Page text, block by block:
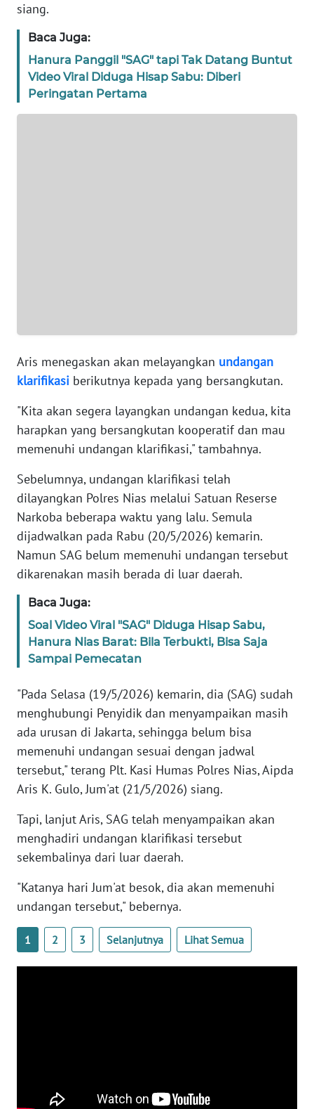
siang.
Baca Juga:
Hanura Panggil "SAG" tapi Tak Datang Buntut
Video Viral Diduga Hisap Sabu: Diberi
Peringatan Pertama
Aris menegaskan akan melayangkan undangan
klarifikasi berikutnya kepada yang bersangkutan.
"Kita akan segera layangkan undangan kedua, kita
harapkan yang bersangkutan kooperatif dan mau
memenuhi undangan klarifikasi," tambahnya.
Sebelumnya, undangan klarifikasi telah
dilayangkan Polres Nias melalui Satuan Reserse
Narkoba beberapa waktu yang lalu. Semula
dijadwalkan pada Rabu (20/5/2026) kemarin.
Namun SAG belum memenuhi undangan tersebut
dikarenakan masih berada di luar daerah.
Baca Juga:
Soal Video Viral "SAG" Diduga Hisap Sabu,
Hanura Nias Barat: Bila Terbukti, Bisa Saja
Sampai Pemecatan
"Pada Selasa (19/5/2026) kemarin, dia (SAG) sudah
menghubungi Penyidik dan menyampaikan masih
ada urusan di Jakarta, sehingga belum bisa
memenuhi undangan sesuai dengan jadwal
tersebut," terang Plt. Kasi Humas Polres Nias, Aipda
Aris K. Gulo, Jum'at (21/5/2026) siang.
Tapi, lanjut Aris, SAG telah menyampaikan akan
menghadiri undangan klarifikasi tersebut
sekembalinya dari luar daerah.
"Katanya hari Jum'at besok, dia akan memenuhi
undangan tersebut," bebernya.
1 2 3 Selanjutnya Lihat Semua
KARIR
DISCLAIMER
Wahana
News
Regional
WN
NTT
WN
KEPRI
PAPUA
WN
PAPUA
RIAU
WN
SERAMBI
WN
SULTRA
WN
WN
SULTENG
SULBAR
WN
BABEL
WN